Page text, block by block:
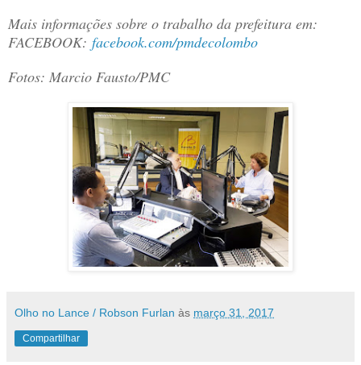
Mais informações sobre o trabalho da prefeitura em:
FACEBOOK: facebook.com/pmdecolombo
Fotos: Marcio Fausto/PMC
Olho no Lance / Robson Furlan às março 31, 2017
Compartilhar